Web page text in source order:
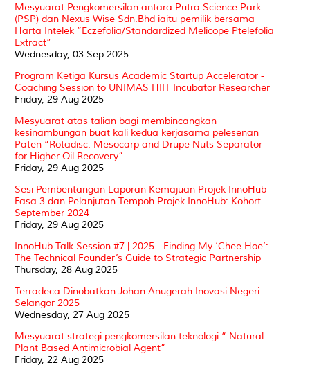
Mesyuarat Pengkomersilan antara Putra Science Park
(PSP) dan Nexus Wise Sdn.Bhd iaitu pemilik bersama
Harta Intelek “Eczefolia/Standardized Melicope Ptelefolia
Extract”
Wednesday, 03 Sep 2025
Program Ketiga Kursus Academic Startup Accelerator -
Coaching Session to UNIMAS HIIT Incubator Researcher
Friday, 29 Aug 2025
Mesyuarat atas talian bagi membincangkan
kesinambungan buat kali kedua kerjasama pelesenan
Paten “Rotadisc: Mesocarp and Drupe Nuts Separator
for Higher Oil Recovery”
Friday, 29 Aug 2025
Sesi Pembentangan Laporan Kemajuan Projek InnoHub
Fasa 3 dan Pelanjutan Tempoh Projek InnoHub: Kohort
September 2024
Friday, 29 Aug 2025
InnoHub Talk Session #7 | 2025 - Finding My ‘Chee Hoe’:
The Technical Founder’s Guide to Strategic Partnership
Thursday, 28 Aug 2025
Terradeca Dinobatkan Johan Anugerah Inovasi Negeri
Selangor 2025
Wednesday, 27 Aug 2025
Mesyuarat strategi pengkomersilan teknologi “ Natural
Plant Based Antimicrobial Agent”
Friday, 22 Aug 2025